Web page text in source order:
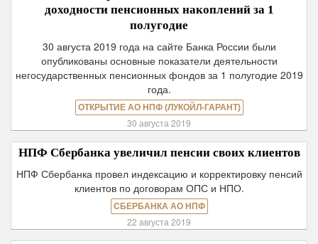
доходности пенсионных накоплений за 1
полугодие
30 августа 2019 года на сайте Банка России были
опубликованы основные показатели деятельности
негосударственных пенсионных фондов за 1 полугодие 2019
года.
ОТКРЫТИЕ АО НПФ (ЛУКОЙЛ-ГАРАНТ)
30 августа 2019
НПФ Сбербанка увеличил пенсии своих клиентов
НПФ Сбербанка провел индексацию и корректировку пенсий
клиентов по договорам ОПС и НПО.
СБЕРБАНКА АО НПФ
22 августа 2019